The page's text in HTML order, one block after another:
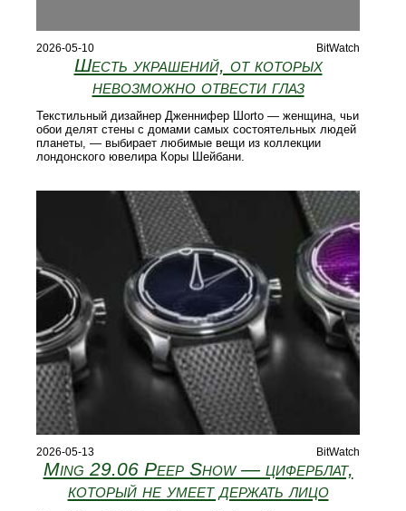
2026-05-10 BitWatch
Шесть украшений, от которых
невозможно отвести глаз
Текстильный дизайнер Дженнифер Шorto — женщина, чьи
обои делят стены с домами самых состоятельных людей
планеты, — выбирает любимые вещи из коллекции
лондонского ювелира Коры Шейбани.
2026-05-13 BitWatch
Ming 29.06 Peep Show — циферблат,
который не умеет держать лицо